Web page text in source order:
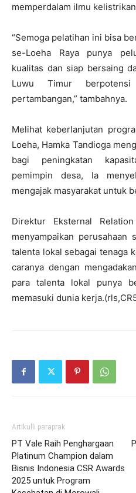
memperdalam ilmu
“Semoga pelatihan ini bisa
se-Loeha Raya punya
kualitas dan siap bersaing
Luwu Timur
pertambangan,” tambahnya.
Melihat keberlanjutan
Loeha, Hamka Tandioga
bagi peningkatan
pemimpin desa, Ia
mengajak masyarakat untuk
Direktur Eksternal
menyampaikan perusahaan
talenta lokal sebagai tenaga
caranya dengan
para talenta lokal punya
memasuki dunia
Artikulli paraprak
PT Vale Raih Penghargaan
Platinum Champion dalam
Bisnis Indonesia CSR Awards
2025 untuk Program